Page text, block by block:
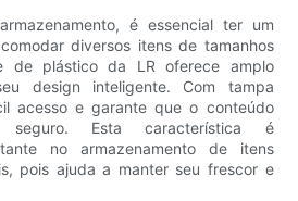
é essencial ter um
diversos itens de tamanhos
de plástico da LR oferece amplo
design inteligente. Com tampa
acesso e garante que o conteúdo
seguro. Esta característica é
no armazenamento de itens
pois ajuda a manter seu frescor e